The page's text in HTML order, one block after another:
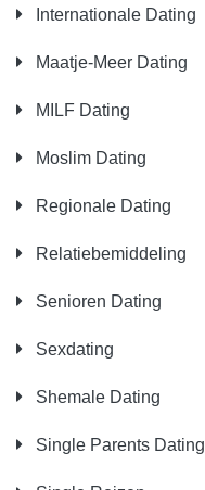
Internationale Dating
Maatje-Meer Dating
MILF Dating
Moslim Dating
Regionale Dating
Relatiebemiddeling
Senioren Dating
Sexdating
Shemale Dating
Single Parents Dating